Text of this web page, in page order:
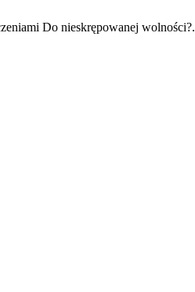
Do nieskrępowanej wolności?.